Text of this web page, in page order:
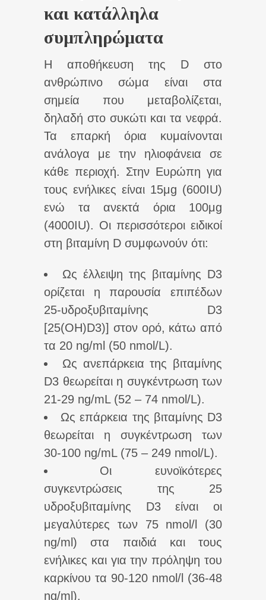
και κατάλληλα
συμπληρώματα
Η αποθήκευση της D στο
ανθρώπινο σώμα είναι στα
σημεία που μεταβολίζεται,
δηλαδή στο συκώτι και τα νεφρά.
Τα επαρκή όρια κυμαίνονται
ανάλογα με την ηλιοφάνεια σε
κάθε περιοχή. Στην Ευρώπη για
τους ενήλικες είναι 15μg (600ΙU)
ενώ τα ανεκτά όρια 100μg
(4000IU). Oι περισσότεροι ειδικοί
στη βιταμίνη D συμφωνούν ότι:
Ως έλλειψη της βιταμίνης D3
ορίζεται η παρουσία επιπέδων
25-υδροξυβιταμίνης D3
[25(OH)D3)] στον ορό, κάτω από
τα 20 ng/ml (50 nmol/L).
Ως ανεπάρκεια της βιταμίνης
D3 θεωρείται η συγκέντρωση των
21-29 ng/mL (52 – 74 nmol/L).
Ως επάρκεια της βιταμίνης D3
θεωρείται η συγκέντρωση των
30-100 ng/mL (75 – 249 nmol/L).
Οι ευνοϊκότερες
συγκεντρώσεις της 25
υδροξυβιταμίνης D3 είναι οι
μεγαλύτερες των 75 nmol/l (30
ng/ml) στα παιδιά και τους
ενήλικες και για την πρόληψη του
καρκίνου τα 90-120 nmol/l (36-48
ng/ml).